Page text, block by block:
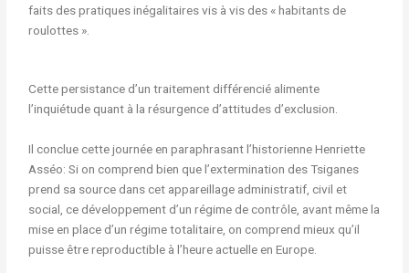
faits des pratiques inégalitaires vis à vis des « habitants de
roulottes ».
Cette persistance d’un traitement différencié alimente
l’inquiétude quant à la résurgence d’attitudes d’exclusion.
Il conclue cette journée en paraphrasant l’historienne Henriette
Asséo: Si on comprend bien que l’extermination des Tsiganes
prend sa source dans cet appareillage administratif, civil et
social, ce développement d’un régime de contrôle, avant même la
mise en place d’un régime totalitaire, on comprend mieux qu’il
puisse être reproductible à l’heure actuelle en Europe.